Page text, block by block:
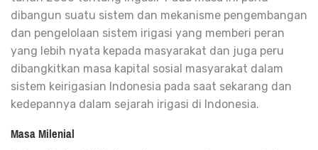
dibangun suatu sistem dan mekanisme pengembangan
dan pengelolaan sistem irigasi yang memberi peran
yang lebih nyata kepada masyarakat dan juga peru
dibangkitkan masa kapital sosial masyarakat dalam
sistem keirigasian Indonesia pada saat sekarang dan
kedepannya dalam sejarah irigasi di Indonesia.
Masa Milenial